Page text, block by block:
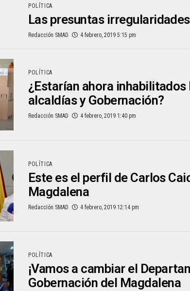
POLÍTICA
Las presuntas
Redacción SMAD 4 febrero, 2019 5:15 pm
POLÍTICA
¿Estarían ahora
alcaldías y Gobernación?
Redacción SMAD 4 febrero, 2019 1:40 pm
POLÍTICA
Este es el perfil de Carlos
Magdalena
Redacción SMAD 4 febrero, 2019 12:14 pm
POLÍTICA
¡Vamos a cambiar el
Gobernación del Magdalena